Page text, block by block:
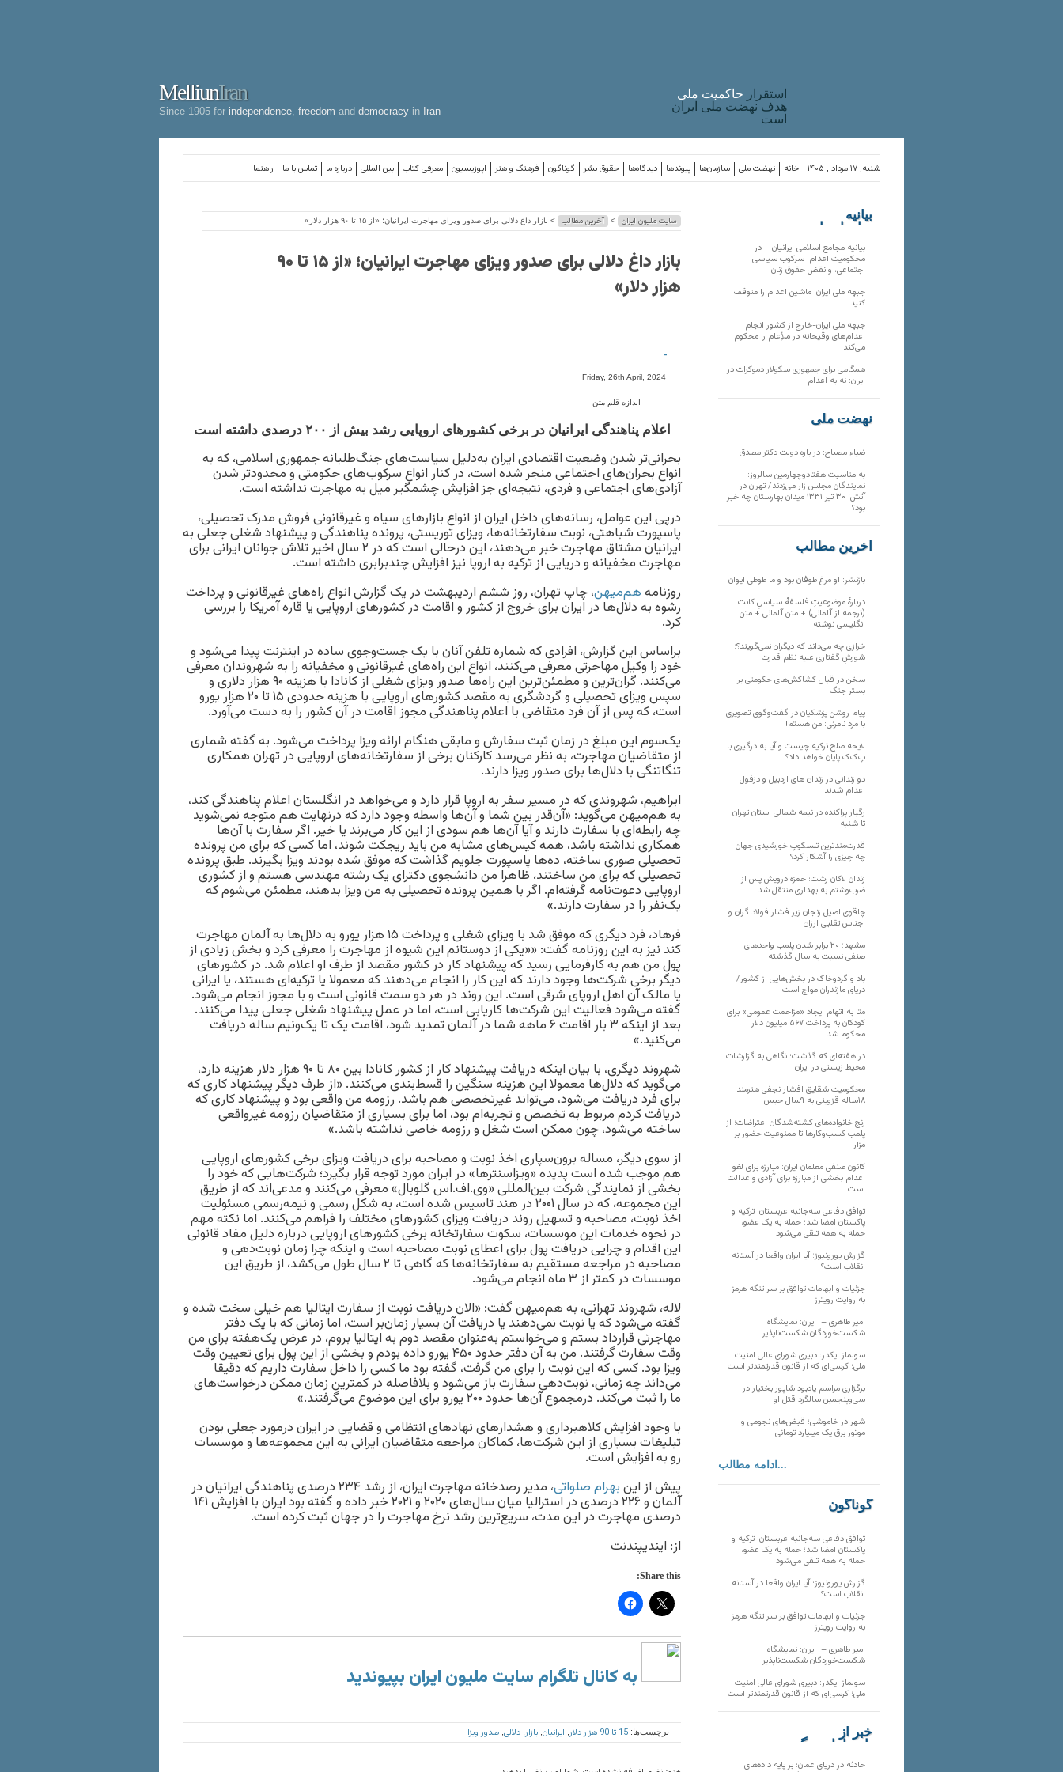
MelliunIran
Since 1905 for independence freedom and democracy in Iran
استقرار حاکميت ملی
هدف نهضت ملی ایران
است
راهنما تماس با ما درباره ما بین المللی معرفی کتاب اپوزیسیون فرهنگ و هنر گوناگون حقوق بشر دیدگاه‌ها پیوندها سازمان‌ها نهضت ملی خانه شنبه, ۱۷ مرداد , ۱۴۰۵ |
سایت ملیون ایران > آخرین مطالب > بازار داغ دلالی برای صدور ویزای مهاجرت ایرانیان؛ «از ۱۵ تا ۹۰ هزار دلار»
بازار داغ دلالی برای صدور ویزای مهاجرت ایرانیان؛ «از ۱۵ تا ۹۰
هزار دلار»
-
Friday, 26th April, 2024
اندازه قلم متن
اعلام پناهندگی ایرانیان در برخی کشورهای اروپایی رشد بیش از ۲۰۰ درصدی داشته است
بحرانی‌تر شدن وضعیت اقتصادی ایران به‌دلیل سیاست‌های جنگ‌طلبانه جمهوری اسلامی، که به
انواع بحران‌های اجتماعی منجر شده است، در کنار انواع سرکوب‌های حکومتی و محدودتر شدن
آزادی‌های اجتماعی و فردی، نتیجه‌ای جز افزایش چشمگیر میل به مهاجرت نداشته است.
درپی این عوامل، رسانه‌های داخل ایران از انواع بازارهای سیاه و غیرقانونی فروش مدرک تحصیلی،
پاسپورت شباهتی، نوبت سفارتخانه‌ها، ویزای توریستی، پرونده پناهندگی و پیشنهاد شغلی جعلی به
ایرانیان مشتاق مهاجرت خبر می‌دهند، این درحالی است که در ۲ سال اخیر تلاش جوانان ایرانی برای
مهاجرت مخفیانه و دریایی از ترکیه به اروپا نیز افزایش چندبرابری داشته است.
روزنامههم‌میهن، چاپ تهران، روز ششم اردیبهشت در یک گزارش انواع راه‌های غیرقانونی و پرداخت
رشوه به دلال‌ها در ایران برای خروج از کشور و اقامت در کشورهای اروپایی یا قاره آمریکا را بررسی
کرد.
براساس این گزارش، افرادی که شماره تلفن آنان با یک جست‌وجوی ساده در اینترنت پیدا می‌شود و
خود را وکیل مهاجرتی معرفی می‌کنند، انواع این راه‌های غیرقانونی و مخفیانه را به شهروندان معرفی
می‌کنند. گران‌ترین و مطمئن‌ترین این راه‌ها صدور ویزای شغلی از کانادا با هزینه ۹۰ هزار دلاری و
سپس ویزای تحصیلی و گردشگری به مقصد کشورهای اروپایی با هزینه حدودی ۱۵ تا ۲۰ هزار یورو
است، که پس از آن فرد متقاضی با اعلام پناهندگی مجوز اقامت در آن کشور را به‌ دست می‌آورد.
یک‌سوم این مبلغ در زمان ثبت سفارش و مابقی هنگام ارائه ویزا پرداخت می‌شود. به گفته شماری
از متقاضیان مهاجرت، به نظر می‌رسد کارکنان برخی از سفارتخانه‌های اروپایی در تهران همکاری
تنگاتنگی با دلال‌ها برای صدور ویزا دارند.
ابراهیم، شهروندی که در مسیر سفر به اروپا قرار دارد و می‌خواهد در انگلستان اعلام پناهندگی کند،
به هم‌میهن می‌گوید:‌ «آن‌قدر بین شما و آن‌ها واسطه وجود دارد که درنهایت هم متوجه نمی‌شوید
چه رابطه‌ای با سفارت دارند و آیا آن‌ها هم سودی از این کار می‌برند یا خیر. اگر سفارت با آن‌ها
همکاری نداشته باشد، همه کیس‌های مشابه من باید ریجکت شوند، اما کسی که برای من پرونده
تحصیلی صوری ساخته، ده‌ها پاسپورت جلویم گذاشت که موفق شده بودند ویزا بگیرند. طبق پرونده
تحصیلی که برای من ساختند، ظاهرا من دانشجوی دکترای یک رشته مهندسی هستم و از کشوری
اروپایی دعوت‌نامه گرفته‌ام. اگر با همین پرونده تحصیلی به من ویزا بدهند، مطمئن می‌شوم که
یک‌نفر را در سفارت دارند.»
فرهاد، فرد دیگری که موفق شد با ویزای شغلی و پرداخت ۱۵ هزار یورو به دلال‌ها به آلمان مهاجرت
کند نیز به این روزنامه گفت: ««یکی از دوستانم این شیوه از مهاجرت را معرفی کرد و بخش زیادی از
پول من هم به کارفرمایی رسید که پیشنهاد کار در کشور مقصد از طرف او اعلام شد. در کشور‌های
دیگر برخی شرکت‌ها وجود دارند که این کار را انجام می‌دهند که معمولا یا ترکیه‌ای هستند، یا ایرانی
یا مالک آن اهل اروپای شرقی است. این روند در هر دو سمت قانونی است و با مجوز انجام می‌شود.
گفته می‌شود فعالیت این شرکت‌ها کاریابی است، اما در عمل پیشنهاد شغلی جعلی پیدا می‌کنند.
بعد از اینکه ۳ بار اقامت ۶ ماهه شما در آلمان تمدید شود، اقامت یک تا یک‌ونیم ساله دریافت
می‌کنید.»
شهروند دیگری، با بیان اینکه دریافت پیشنهاد کار از کشور کانادا بین ۸۰ تا ۹۰ هزار دلار هزینه دارد،
می‌گوید که دلال‌ها معمولا این هزینه سنگین را قسط‌بندی می‌کنند. «از طرف‌ دیگر پیشنهاد کاری که
برای فرد دریافت می‌شود، می‌تواند غیرتخصصی هم باشد. رزومه من واقعی بود و پیشنهاد کاری که
دریافت کردم مربوط به تخصص و تجربه‌ام بود، اما برای بسیاری از متقاضیان رزومه غیرواقعی
ساخته می‌شود، چون ممکن است شغل و رزومه خاصی نداشته باشد.»
از سوی دیگر، مساله برون‌سپاری اخذ نوبت و مصاحبه برای دریافت ویزای برخی کشورهای اروپایی
هم موجب شده است پدیده «ویزاسنترها» در ایران مورد توجه قرار بگیرد؛ شرکت‌هایی که خود را
بخشی از نمایندگی شرکت بین‌المللی «وی.اف.اس گلوبال» معرفی می‌کنند و مدعی‌اند که از طریق
این مجموعه، که در سال ۲۰۰۱ در هند تاسیس شده است، به شکل رسمی و نیمه‌رسمی مسئولیت
اخذ نوبت، مصاحبه و تسهیل روند دریافت ویزای کشورهای مختلف را فراهم می‌کنند. اما نکته مهم
در نحوه خدمات‌ این موسسات، سکوت سفارتخانه برخی کشورهای اروپایی درباره دلیل مفاد قانونی
این اقدام و چرایی دریافت پول برای اعطای نوبت مصاحبه است و اینکه چرا زمان نوبت‌دهی و
مصاحبه در مراجعه مستقیم به سفارتخانه‌ها که گاهی تا ۲ سال طول می‌کشد، از طریق این
موسسات در کمتر از ۳ ماه انجام می‌شود.
لاله، شهروند تهرانی، به هم‌میهن گفت‌: «الان دریافت نوبت از سفارت ایتالیا هم خیلی سخت شده و
گفته می‌شود که یا نوبت نمی‌دهند یا دریافت آن بسیار زمان‌بر است، اما زمانی که با یک‌ دفتر
مهاجرتی قرارداد بستم و می‌خواستم به‌عنوان مقصد دوم به ایتالیا بروم، در عرض یک‌هفته برای من
وقت سفارت گرفتند. من به آن دفتر حدود ۴۵۰ یورو داده بودم و بخشی از این‌ پول برای تعیین وقت
ویزا بود. کسی که این نوبت را برای من گرفت، گفته بود ما کسی را داخل سفارت داریم که دقیقا
می‌داند چه زمانی، نوبت‌دهی سفارت باز می‌شود و بلافاصله در کمترین زمان ممکن درخواست‌های
ما را ثبت می‌کند. درمجموع آن‌ها حدود ۲۰۰ یورو برای این موضوع می‌گرفتند.»
با وجود افزایش کلاهبرداری و هشدارهای نهادهای انتظامی و قضایی در ایران درمورد جعلی بودن
تبلیغات بسیاری از این شرکت‌ها، کماکان مراجعه متقاضیان ایرانی به این مجموعه‌ها و موسسات
رو به‌ افزایش است.
پیش از اینبهرام صلواتی ، مدیر رصدخانه مهاجرت ایران، از رشد ۲۳۴ درصدی پناهندگی ایرانیان در
آلمان و ۲۲۶ درصدی در استرالیا میان سال‌های ۲۰۲۰ و ۲۰۲۱ خبر داده و گفته بود ایران با افزایش ۱۴۱
درصدی مهاجرت در این مدت، سریع‌ترین رشد نرخ مهاجرت را در جهان ثبت کرده است.
از: ایندیپندنت
Share this:
به کانال تلگرام سایت ملیون ایران بپیوندید
برچسب‌ها: 15 تا 90 هزار دلار ایرانیان بازار دلالی صدور ویزا
بیانیه
سازمان‌های
بیانیه مجامع اسلامی ایرانیان – در
محکومیت اعدام، سرکوب سیاسی–
اجتماعی، و نقض حقوق زنان
جبهه ملی ایران: ماشین اعدام را متوقف
کنید!
جبهه ملی ایران-خارج از کشور انجام
اعدام‌های وقیحانه در ملأِعام را محکوم
می‌کند
همگامی برای جمهوری سکولار دموکرات در
ایران: نه به اعدام
نهضت ملی
ضیاء مصباح: در باره دولت دکتر مصدق
به مناسبت هفتادوچهارمین سالروز:
نمایندگان مجلس زار می‌زدند/ تهران در
آتش؛ ۳۰ تیر ۱۳۳۱ میدان بهارستان چه خبر
بود؟
آخرین مطالب
بازنشر: او مرغ طوفان بود و ما طوطی ایوان
دربارهٔ موضوعیتِ فلسفهٔ سیاسیِ کانت
(ترجمه از آلمانی) + متن آلمانی + متن
انگلیسی نوشته
خرازی چه می‌داند که دیگران نمی‌گویند؟؛
شورشِ گفتاری علیه نظم قدرت
سخن در قبال کشاکش‌های حکومتی بر
بستر جنگ
پیام روشن پزشکیان در گفت‌و‌گوی تصویری
با مرد نامرئی: من هستم!
لایحه صلح ترکیه چیست و آیا به درگیری با
پ‌ک‌ک پایان خواهد داد؟
دو زندانی در زندان های اردبیل و دزفول
اعدام شدند
رگبار پراکنده در نیمه شمالی استان تهران
تا شنبه
قدرت‌مندترین تلسکوپ خورشیدی جهان
چه چیزی را آشکار کرد؟
زندان لاکان رشت؛ حمزه درویش پس از
ضرب‌وشتم به بهداری منتقل شد
چاقوی اصیل زنجان زیر فشار فولاد گران و
اجناس تقلبی ارزان
مشهد؛ ۲۰ برابر شدن پلمب واحدهای
صنفی نسبت به سال گذشته
باد و گردوخاک در بخش‌هایی از کشور/
دریای مازندران مواج است
متا به اتهام ایجاد «مزاحمت عمومی» برای
کودکان به پرداخت ۵۶۷ میلیون دلار
محکوم شد
در هفته‌ای که گذشت؛ نگاهی به گزارشات
محیط زیستی در ایران
محکومیت شقایق افشار نجفی هنرمند
۱۸ساله قزوینی به ۹سال حبس
رنج خانواده‌های کشته‌شدگان اعتراضات؛ از
پلمب کسب‌وکارها تا ممنوعیت حضور بر
مزار
کانون صنفی معلمان ایران: مبارزه برای لغو
اعدام بخشی از مبارزه برای آزادی و عدالت
است
توافق دفاعی سه‌جانبه عربستان، ترکیه و
پاکستان امضا شد؛ حمله به یک عضو،
حمله به همه تلقی می‌شود
گزارش یورونیوز؛ آیا ایران واقعا در آستانه
انقلاب است؟
جزئیات و ابهامات توافق بر سر تنگه هرمز
به روایت رویترز
امیر طاهری – ایران: نمایشگاه
شکست‌خوردگان شکست‌ناپذیر
سولماز ایکدر: دبیری شورای عالی امنیت
ملی؛ کرسی‌ای که از قانون قدرتمندتر است
برگزاری مراسم یادبود شاپور بختیار در
سی‌وپنجمین سالگرد قتل او
شهر در خاموشی؛ قبض‌های نجومی و
موتور برق یک میلیارد تومانی
ادامه مطالب...
گوناگون
توافق دفاعی سه‌جانبه عربستان، ترکیه و
پاکستان امضا شد؛ حمله به یک عضو،
حمله به همه تلقی می‌شود
گزارش یورونیوز؛ آیا ایران واقعا در آستانه
انقلاب است؟
جزئیات و ابهامات توافق بر سر تنگه هرمز
به روایت رویترز
امیر طاهری – ایران: نمایشگاه
شکست‌خوردگان شکست‌ناپذیر
سولماز ایکدر: دبیری شورای عالی امنیت
ملی؛ کرسی‌ای که از قانون قدرتمندتر است
خبر از
تارنماهای دیگر
حادثه در دریای عمان؛ بر پایه داده‌های